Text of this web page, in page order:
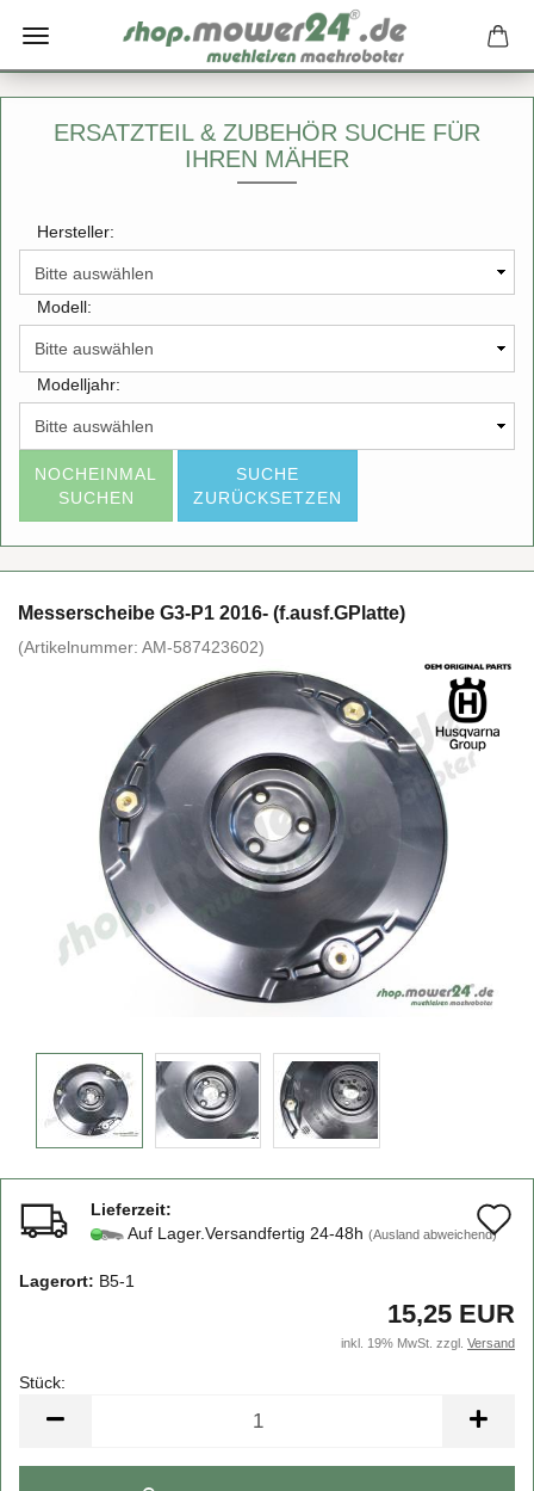
ERSATZTEIL & ZUBEHÖR SUCHE FÜR
IHREN MÄHER
Hersteller:
Modell:
Modelljahr:
NOCHEINMAL
SUCHEN
SUCHE
ZURÜCKSETZEN
Mes­ser­schei­be G3-P1 2016- (f.ausf.GPlat­te)
(Ar­ti­kel­num­mer: AM-​587423602)
Lieferzeit:
Auf Lager.Versandfertig 24-48h (Ausland abweichend)
Lagerort: B5-1
15,25 EUR
inkl. 19% MwSt. zzgl. Versand
Stück: